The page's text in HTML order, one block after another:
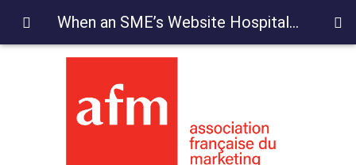
When an SME’s Website Hospitality Helps to Attract Candidates in